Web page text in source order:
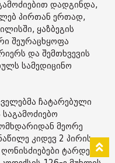
დადგინდა,
პირთან ერთად,
ყაზბეგის
შეურაცხყოფა
და შემთხვევის
სამედიცინო
ჩატარებული
მეორე
კიდევ 2 პირის
ღონისძიებები ტარდება.